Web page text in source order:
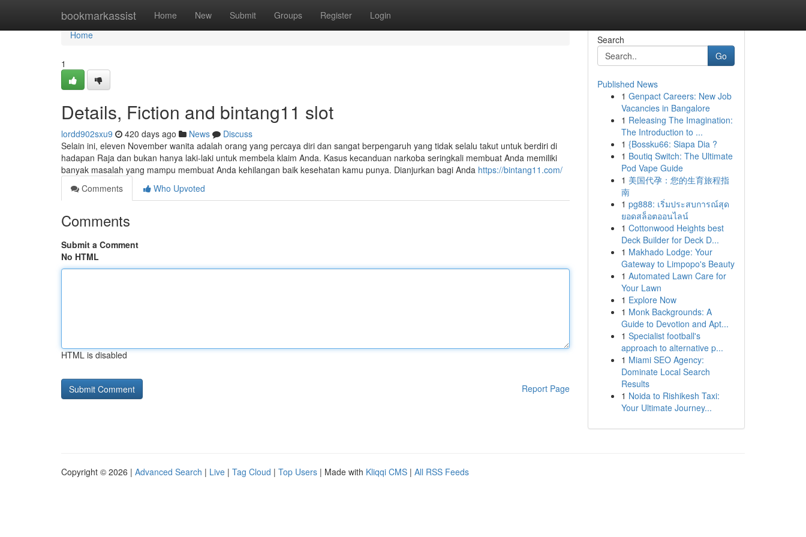
bookmarkassist Home New Submit Groups Register Login
Home
Home
1
Details, Fiction and bintang11 slot
lordd902sxu9 420 days ago News
Discuss
Selain ini, eleven November wanita adalah orang yang percaya diri dan sangat berpengaruh yang tidak selalu takut untuk berdiri di
hadapan Raja dan bukan hanya laki-laki untuk membela klaim Anda. Kasus kecanduan narkoba seringkali membuat Anda memiliki
banyak masalah yang mampu membuat Anda kehilangan baik kesehatan kamu punya. Dianjurkan bagi Anda https://bintang11.com/
Comments
Who Upvoted
Comments
Submit a Comment
No HTML
HTML is disabled
Report Page
Search
Go
Published News
1 Genpact Careers: New Job
Vacancies in Bangalore
1 Releasing The Imagination:
The Introduction to ...
1 {Bossku66: Siapa Dia ?
1 Boutiq Switch: The Ultimate
Pod Vape Guide
1 美国代孕：您的生育旅程指
南
1 pg888: เริ่มประสบการณ์สุด
ยอดสล็อตออนไลน์
1 Cottonwood Heights best
Deck Builder for Deck D...
1 Makhado Lodge: Your
Gateway to Limpopo's Beauty
1 Automated Lawn Care for
Your Lawn
1 Explore Now
1 Monk Backgrounds: A
Guide to Devotion and Apt...
1 Specialist football's
approach to alternative p...
1 Miami SEO Agency:
Dominate Local Search
Results
1 Noida to Rishikesh Taxi:
Your Ultimate Journey...
Copyright © 2026 | Advanced Search | Live | Tag Cloud | Top Users | Made with Kliqqi CMS | All RSS Feeds